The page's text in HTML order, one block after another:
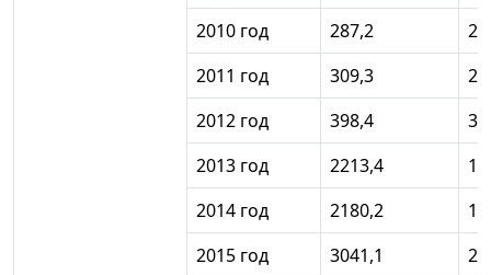
2010 год 287,2
2011 год
309,3
2012 год
398,4
2013 год
2213,4
2014 год
2180,2
2015 год
3041,1